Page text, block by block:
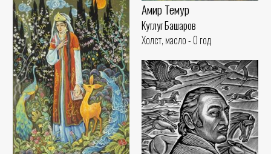
Амир Темур
Кутлуг Башаров
Холст, масло - 0 год